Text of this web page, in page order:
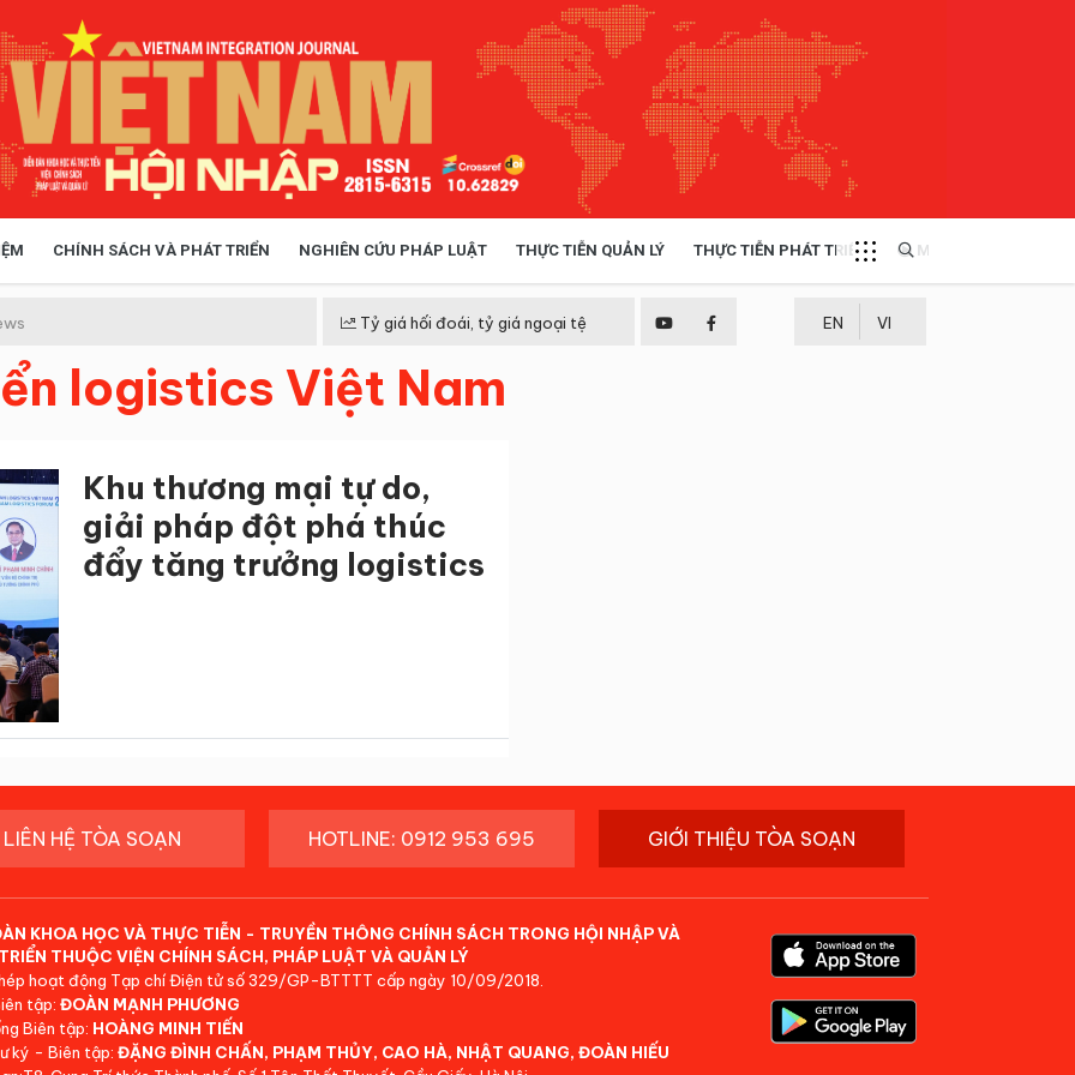
CHÍNH SÁCH VÀ PHÁT TRIỂN NGHIÊN CỨU PHÁP LUẬT THỰC TIỄN QUẢN LÝ THỰC TIỄN PHÁT TRIỂN MULTIMEDIA
Tỷ giá hối đoái, tỷ giá ngoại tệ EN VI
logistics Việt Nam
Khu thương mại tự do,
giải pháp đột phá thúc
đẩy tăng trưởng logistics
LIÊN HỆ TÒA SOẠN HOTLINE: 0912 953 695 GIỚI THIỆU TÒA SOẠN
KHOA HỌC VÀ THỰC TIỄN - TRUYỀN THÔNG CHÍNH SÁCH TRONG HỘI NHẬP VÀ
THUỘC VIỆN CHÍNH SÁCH, PHÁP LUẬT VÀ QUẢN LÝ
hoạt động Tạp chí Điện tử số 329/GP-BTTTT cấp ngày 10/09/2018.
tập: ĐOÀN MẠNH PHƯƠNG
Biên tập: HOÀNG MINH TIẾN
ký - Biên tập: ĐẶNG ĐÌNH CHẤN, PHẠM THỦY, CAO HÀ, NHẬT QUANG, ĐOÀN HIẾU